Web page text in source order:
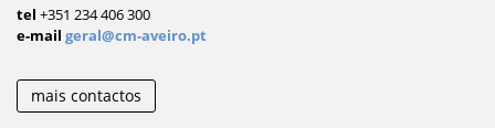
tel +351 234 406 300
e-mail geral@cm-aveiro.pt
mais contactos